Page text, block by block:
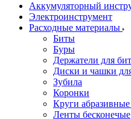
Аккумуляторный
Электроинструмент
Расходные материалы
Биты
Буры
Держатели для бит
Диски и чашки
Зубила
Коронки
Круги
Ленты бесконечые